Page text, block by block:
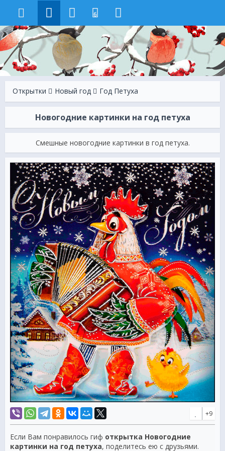
6
Открытки Новый год Год Петуха
Новогодние картинки на год петуха
Смешные новогодние картинки в год петуха.
+9
Если Вам понравилось гиф открытка Новогодние
картинки на год петуха, поделитесь ею с друзьями.